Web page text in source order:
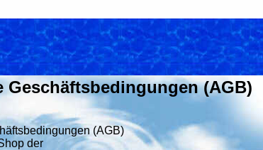
Geschäftsbedingungen (AGB)
(AGB)
der